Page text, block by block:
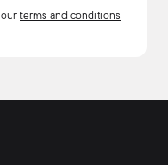
terms and conditions